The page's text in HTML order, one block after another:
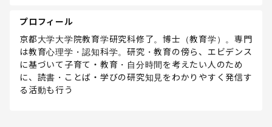
プロフィール
京都大学大学院教育学研究科修了。博士（教育学）。専門
は教育心理学・認知科学。研究・教育の傍ら、エビデンス
に基づいて子育て・教育・自分時間を考えたい人のため
に、読書・ことば・学びの研究知見をわかりやすく発信す
る活動も行う